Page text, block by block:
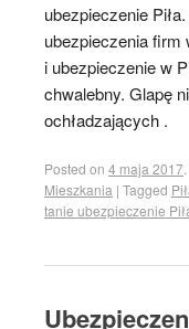
ubezpieczenie
ubezpieczenia firm
i ubezpieczenie w
chwalebny. Glapę
ochładzających .
Posted on 4 maja 2017
Mieszkania | Tagged
tanie ubezpieczenie